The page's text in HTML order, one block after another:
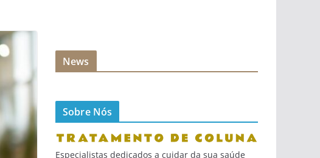
News
Sobre Nós
Especialistas dedicados a cuidar da sua saúde